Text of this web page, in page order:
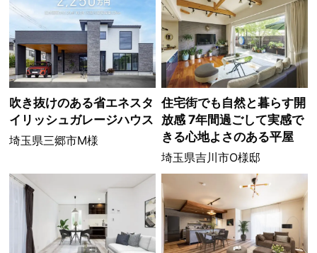
吹き抜けのある省エネスタ
イリッシュガレージハウス
埼玉県三郷市M様
住宅街でも自然と暮らす開
放感 7年間過ごして実感で
きる心地よさのある平屋
埼玉県吉川市O様邸